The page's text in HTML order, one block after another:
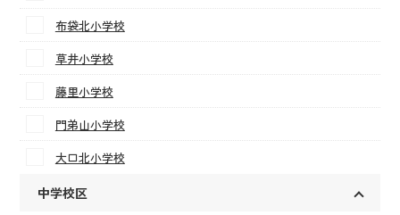
布袋北小学校
草井小学校
藤里小学校
門弟山小学校
大口北小学校
中学校区